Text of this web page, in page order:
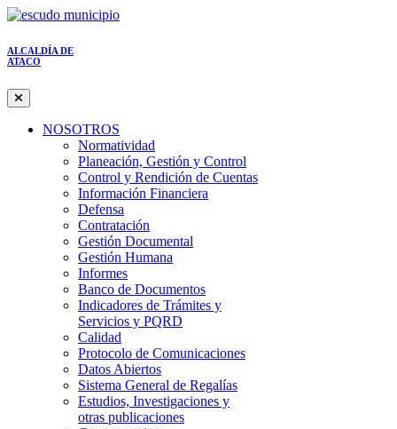
ALCALDÍA DE
ATACO
NOSOTROS
Normatividad
Planeación, Gestión y Control
Control y Rendición de Cuentas
Información Financiera
Defensa
Contratación
Gestión Documental
Gestión Humana
Informes
Banco de Documentos
Indicadores de Trámites y
Servicios y PQRD
Calidad
Protocolo de Comunicaciones
Datos Abiertos
Sistema General de Regalías
Estudios, Investigaciones y
otras publicaciones